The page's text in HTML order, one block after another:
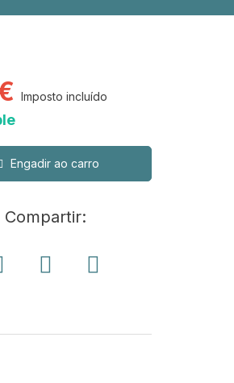
Imposto incluído
Engadir ao carro
Compartir: